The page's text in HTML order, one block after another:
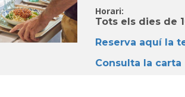
Horari:
Tots els dies de
Reserva aquí la
Consulta la carta